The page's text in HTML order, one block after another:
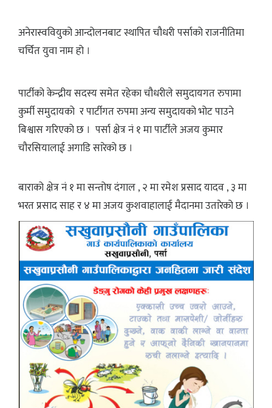
अनेरास्ववियुको आन्दोलनबाट स्थापित चौधरी पर्साको राजनीतिमा
चर्चित युवा नाम हो ।
पार्टीको केन्द्रीय सदस्य समेत रहेका चौधरीले समुदायगत रुपामा
कुर्मी समुदायको र पार्टीगत रुपमा अन्य समुदायको भोट पाउने
बिश्वास गरिएको छ । पर्सा क्षेत्र नं १ मा पार्टीले अजय कुमार
चौरसियालाई अगाडि सारेको छ ।
बाराको क्षेत्र नं १ मा सन्तोष दंगाल , २ मा रमेश प्रसाद यादव , ३ मा
भरत प्रसाद साह र ४ मा अजय कुशवाहालाई मैदानमा उतारेको छ ।